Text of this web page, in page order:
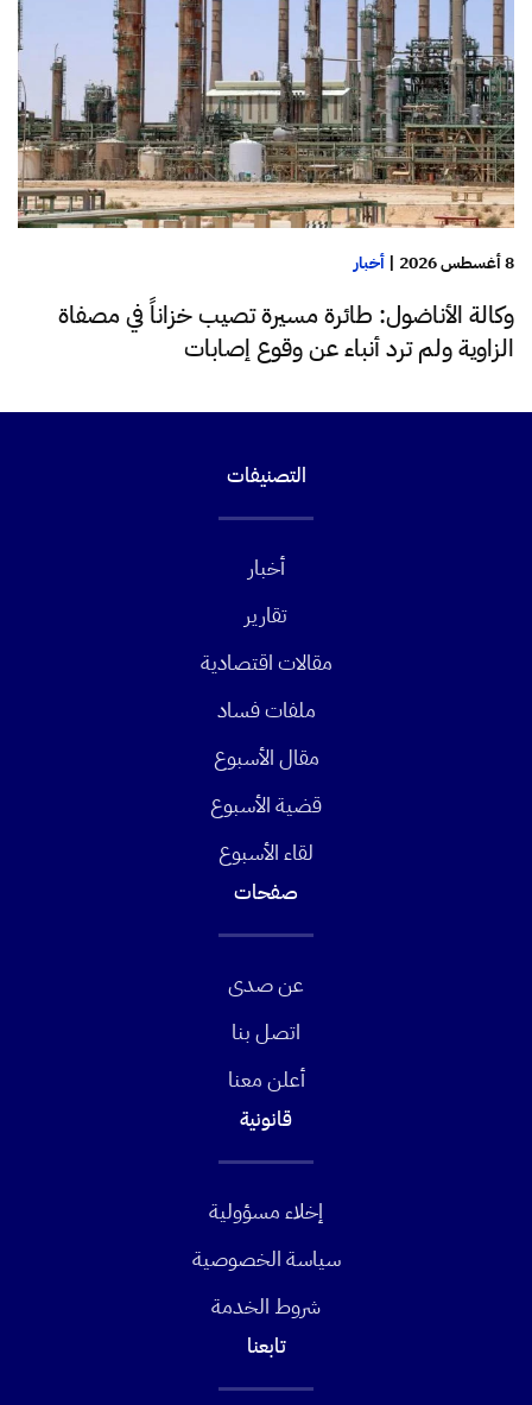
8 أغسطس 2026 | أخبار
وكالة الأناضول: طائرة مسيرة تصيب خزاناً في مصفاة
الزاوية ولم ترد أنباء عن وقوع إصابات
التصنيفات
أخبار
تقارير
مقالات اقتصادية
ملفات فساد
مقال الأسبوع
قضية الأسبوع
لقاء الأسبوع
صفحات
عن صدى
اتصل بنا
أعلن معنا
قانونية
إخلاء مسؤولية
سياسة الخصوصية
شروط الخدمة
تابعنا